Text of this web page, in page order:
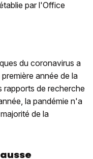
par l'Office
du coronavirus a
année de la
rapports de recherche
la pandémie n'a
de la